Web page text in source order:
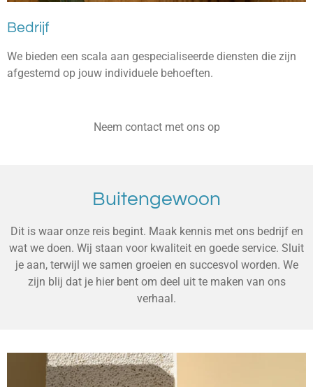
Bedrijf
We bieden een scala aan gespecialiseerde diensten die zijn
afgestemd op jouw individuele behoeften.
Neem contact met ons op
Buitengewoon
Dit is waar onze reis begint. Maak kennis met ons bedrijf en
wat we doen. Wij staan voor kwaliteit en goede service. Sluit
je aan, terwijl we samen groeien en succesvol worden. We
zijn blij dat je hier bent om deel uit te maken van ons
verhaal.